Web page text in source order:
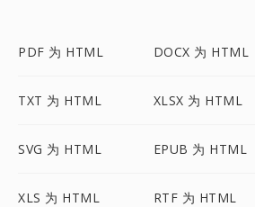
PDF 为 HTML DOCX 为 HTML
TXT 为 HTML XLSX 为 HTML
SVG 为 HTML EPUB 为 HTML
XLS 为 HTML RTF 为 HTML